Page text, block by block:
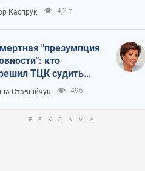
Каспрук 4,2 т.
"презумпция
кто
ТЦК судить
защитников
Ставнійчук 495